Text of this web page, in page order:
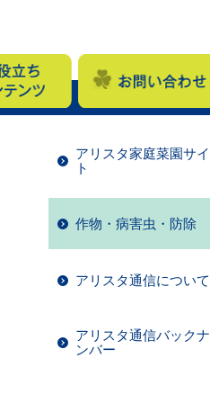
アリスタ家庭菜園サイ
ト
作物・病害虫・防除
アリスタ通信について
アリスタ通信バックナ
ンバー